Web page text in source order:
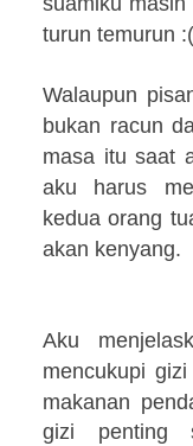
turun temurun :(
Walaupun
bukan racun
masa itu saat
aku harus
kedua orang
akan kenyang.
Aku
mencukupi
makanan
gizi penting